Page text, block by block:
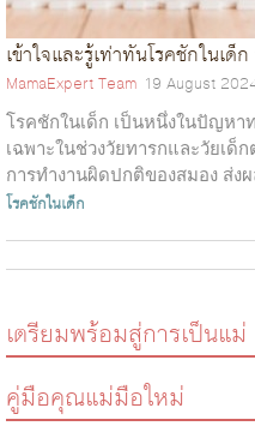
เข้าใจและรู้เท่าทันโรคชักในเ
MamaExpert Team 19 August
โรคชักในเด็ก เป็นหนึ่งในปัญห
เฉพาะในช่วงวัยทารกและวัยเด็
การทำงานผิดปกติของสมอง ส่ง
ลีบของร่างกายอย่างกะทัน...
โรคชักในเด็ก
เตรียมพร้อมสู่การเป็นแม่
คู่มือคุณแม่มือใหม่